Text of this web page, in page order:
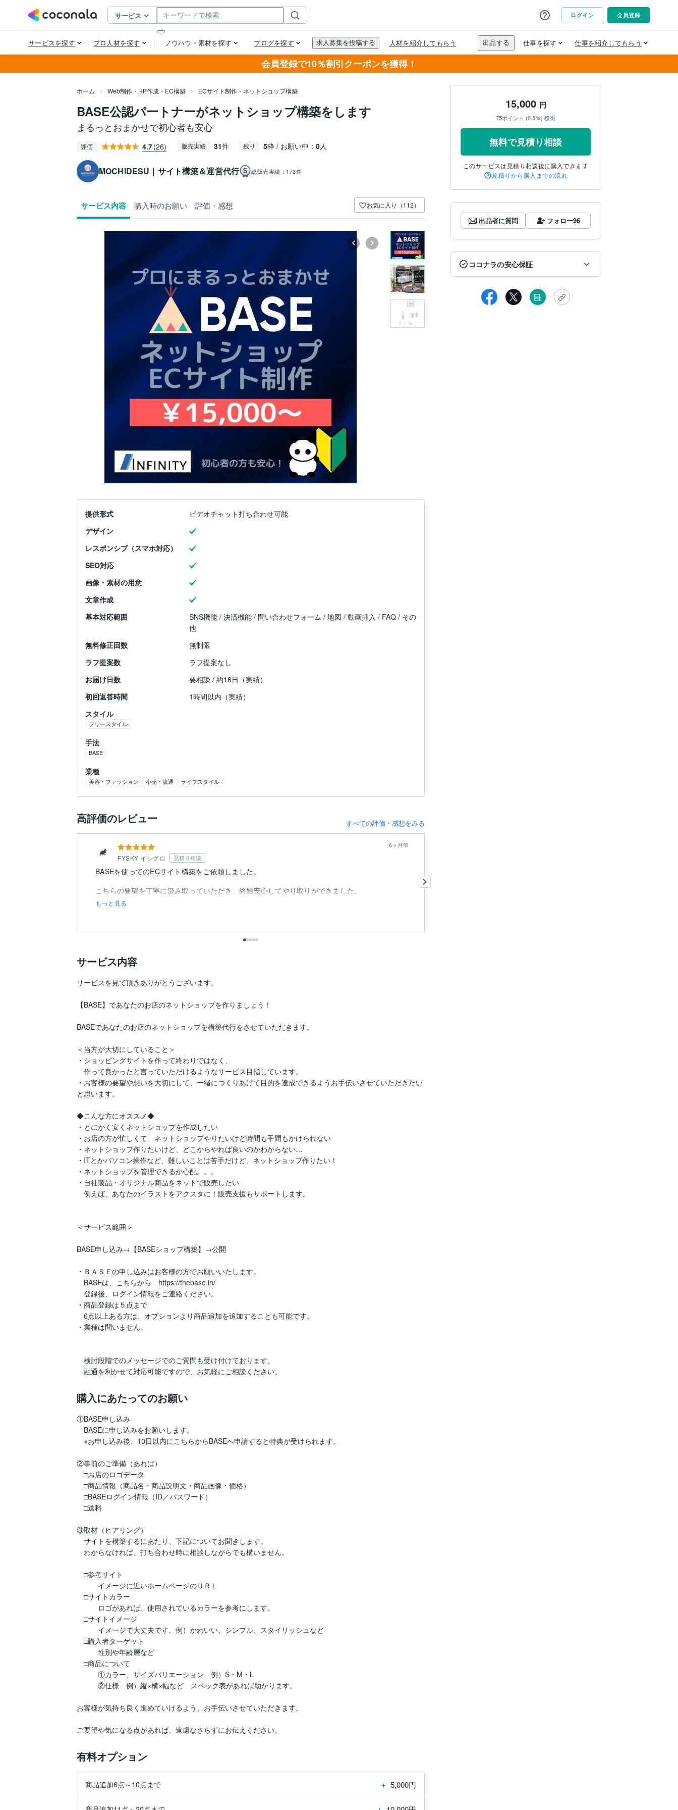
会員登録で10％割引クーポンを獲得！
ホーム Web制作・HP作成・EC構築 ECサイト制作・ネットショップ構築
BASE公認パートナーがネットショップ構築をします
まるっとおまかせで初心者も安心
評価 4.7(26) 販売実績 31件 残り 5枠 / お願い中： 0人
MOCHIDESU｜サイト構築＆運営代行 総販売実績： 173件
サービス内容 購入時のお願い 評価・感想 お気に入り（112）
提供形式
ビデオチャット打ち合わせ可能
デザイン
レスポンシブ（スマホ対応）
SEO対応
画像・素材の用意
文章作成
基本対応範囲
SNS機能 / 決済機能 / 問い合わせフォーム / 地図 / 動画挿入 / FAQ / その
他
無料修正回数
無制限
ラフ提案数
ラフ提案なし
お届け日数
要相談 / 約16日（実績）
初回返答時間
1時間以内（実績）
スタイル
フリースタイル
手法
BASE
業種
美容・ファッション 小売・流通 ライフスタイル
高評価のレビュー すべての評価・感想をみる
FYSKY イシグロ 見積り相談
6ヶ月前
BASEを使ってのECサイト構築をご依頼しました。
こちらの要望を丁寧に汲み取っていただき、終始安心してやり取りができました。
もっと見る
サービス内容
サービスを見て頂きありがとうございます。
【BASE】であなたのお店のネットショップを作りましょう！
BASEであなたのお店のネットショップを構築代行をさせていただきます。
＜当方が大切にしていること＞
・ショッピングサイトを作って終わりではなく、
作って良かったと言っていただけるようなサービス目指しています。
・お客様の要望や想いを大切にして、一緒につくりあげて目的を達成できるようお手伝いさせていただきたい
と思います。
◆こんな方にオススメ◆
・とにかく安くネットショップを作成したい
・お店の方が忙しくて、ネットショップやりたいけど時間も手間もかけられない
・ネットショップ作りたいけど、どこからやれば良いのかわからない…
・ITとかパソコン操作など、難しいことは苦手だけど、ネットショップ作りたい！
・ネットショップを管理できるか心配。。。
・自社製品・オリジナル商品をネットで販売したい
例えば、あなたのイラストをアクスタに！販売支援もサポートします。
＜サービス範囲＞
BASE申し込み→【BASEショップ構築】→公開
・ＢＡＳＥの申し込みはお客様の方でお願いいたします。
BASEは、こちらから　https://thebase.in/
登録後、ログイン情報をご連絡ください。
・商品登録は５点まで
6点以上ある方は、オプションより商品追加を追加することも可能です。
・業種は問いません。
検討段階でのメッセージでのご質問も受け付けております。
購入にあたってのお願い
①BASE申し込み
BASEに申し込みをお願いします。
※お申し込み後、10日以内にこちらからBASEへ申請すると特典が受けられます。
②事前のご準備（あれば）
□お店のロゴデータ
□商品情報（商品名・商品説明文・商品画像・価格）
□BASEログイン情報（ID／パスワード）
□送料
③取材（ヒアリング）
サイトを構築するにあたり、下記についてお聞きします。
わからなければ、打ち合わせ時に相談しながらでも構いません。
□参考サイト
イメージに近いホームページのＵＲＬ
□サイトカラー
ロゴがあれば、使用されているカラーを参考にします。
□サイトイメージ
イメージで大丈夫です。例）かわいい、シンプル、スタイリッシュなど
□購入者ターゲット
性別や年齢層など
□商品について
①カラー、サイズバリエーション　例）S・M・L
②仕様　例）縦×横×幅など　スペック表があれば助かります。
お客様が気持ち良く進めていけるよう、お手伝いさせていただきます。
ご要望や気になる点があれば、遠慮なさらずにお伝えください。
有料オプション
商品追加6点～10点まで ＋ 5,000円
15,000 円
75ポイント (0.5％) 獲得
無料で見積り相談
このサービスは見積り相談後に購入できます
見積りから購入までの流れ
出品者に質問 フォロー96
ココナラの安心保証